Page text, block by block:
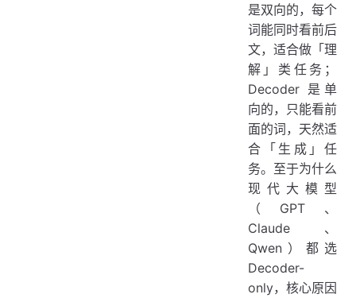
是双向的，每个
词能同时看前后
文，适合做「理
解」类任务；
Decoder 是单
向的，只能看前
面的词，天然适
合「生成」任
务。至于为什么
现代大模型
（GPT、
Claude、
Qwen）都选
Decoder-
only，核心原因